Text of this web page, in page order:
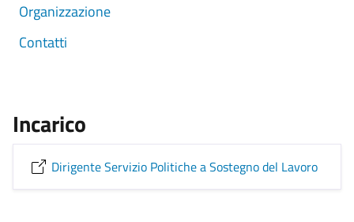
Organizzazione
Contatti
Incarico
Dirigente Servizio Politiche a Sostegno del Lavoro